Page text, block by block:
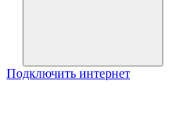
Подключить интернет